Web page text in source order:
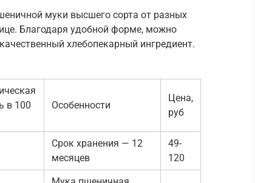
муки высшего сорта от разных
Благодаря удобной форме, можно
хлебопекарный ингредиент.
в 100
Особенности
Цена,
руб
Срок хранения — 12
месяцев
49-
120